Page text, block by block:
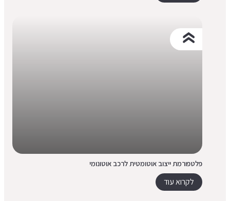
פלטפורמת ייצוב אוטומטית לרכב אוטונומי
לקרוא עוד